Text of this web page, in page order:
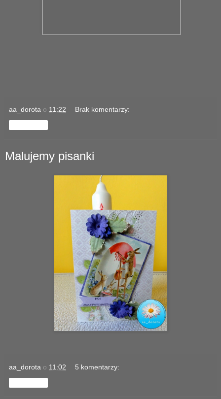
aa_dorota o 11:22 Brak komentarzy:
Malujemy pisanki
aa_dorota o 11:02 5 komentarzy: